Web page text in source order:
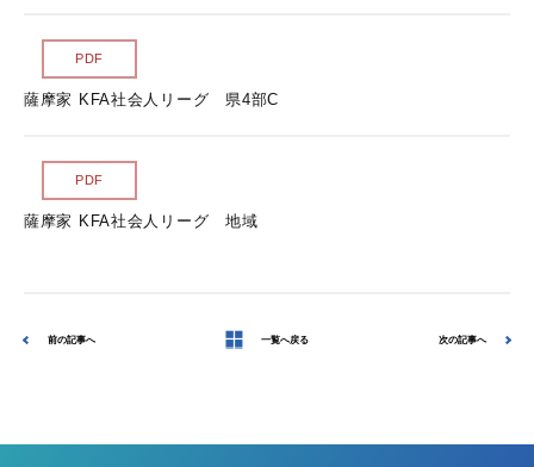
PDF
薩摩家 KFA社会人リーグ 県4部C
PDF
薩摩家 KFA社会人リーグ 地域
前の記事へ 一覧へ戻る 次の記事へ